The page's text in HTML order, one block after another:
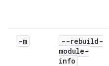
-m
--rebuild-
module-
info